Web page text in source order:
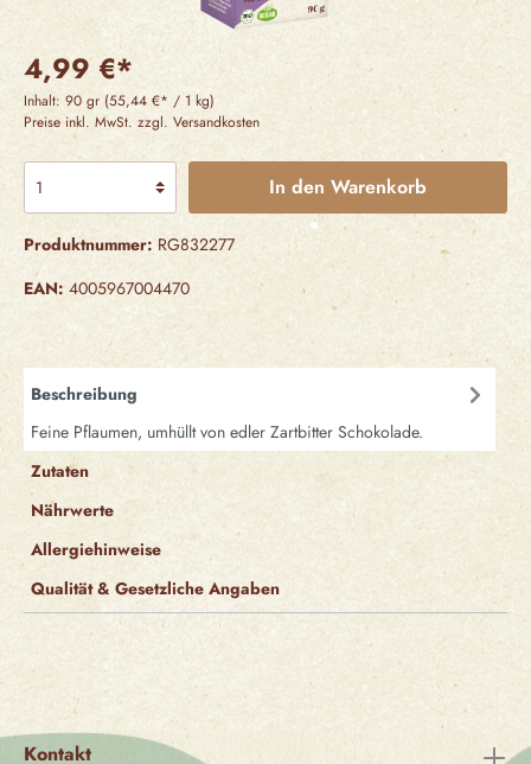
4,99 €*
Inhalt: 90 gr (55,44 €* / 1 kg)
Preise inkl. MwSt. zzgl. Versandkosten
In den Warenkorb
Produktnummer:RG832277
EAN:4005967004470
Beschreibung
Feine Pflaumen, umhüllt von edler Zartbitter Schokolade.
Zutaten
Nährwerte
Allergiehinweise
Qualität & Gesetzliche Angaben
Kontakt